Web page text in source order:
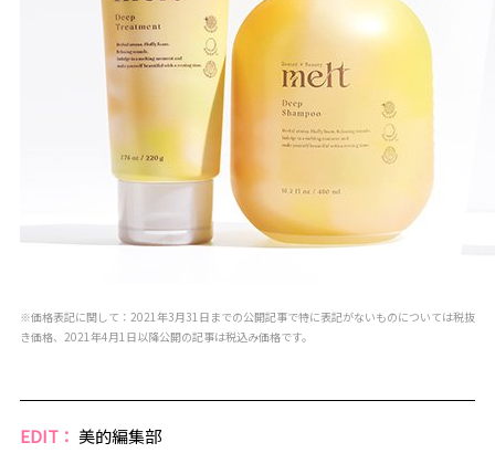
※価格表記に関して：2021年3月31日までの公開記事で特に表記がないものについては税抜
き価格、2021年4月1日以降公開の記事は税込み価格です。
EDIT： 美的編集部